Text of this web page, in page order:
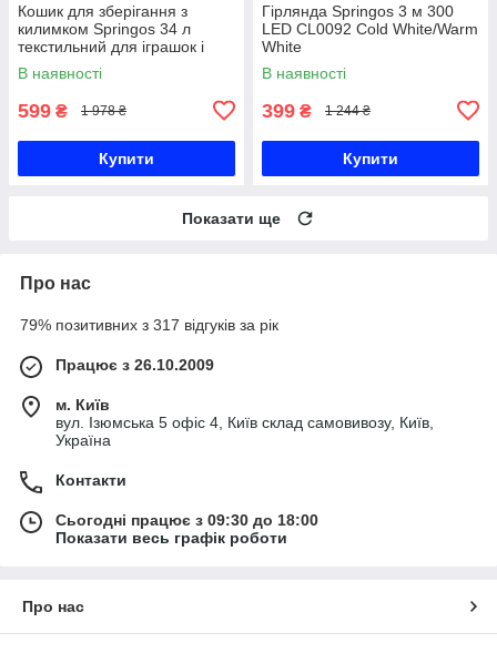
Кошик для зберігання з
килимком Springos 34 л
текстильний для іграшок і
аксесуарів HA0134
В наявності
599 ₴ 1 978 ₴
Купити
Гірлянда Springos 3 м 300
LED CL0092 Cold White/Warm
White
В наявності
399 ₴ 1 244 ₴
Купити
Показати ще
Про нас
79% позитивних з 317 відгуків за рік
Працює з 26.10.2009
м. Київ
вул. Ізюмська 5 офіс 4, Київ склад самовивозу, Київ,
Україна
Контакти
Сьогодні працює з 09:30 до 18:00
Показати весь графік роботи
Про нас